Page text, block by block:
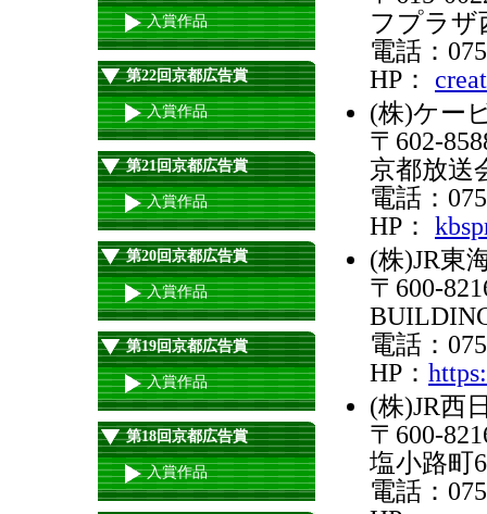
フプラザ
電話：
HP：
(株)ケー
〒602-
京都放送
電話：
HP：
(株)JR東
〒600-
電話：
HP：
(株)JR西
〒600-
塩小路町
電話：
入賞作品
第22回京都広告賞
入賞作品
第21回京都広告賞
入賞作品
第20回京都広告賞
入賞作品
第19回京都広告賞
入賞作品
第18回京都広告賞
入賞作品